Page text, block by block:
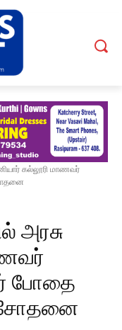
கல்லூரி மாணவர்
அரசு
போதை
சோதனை